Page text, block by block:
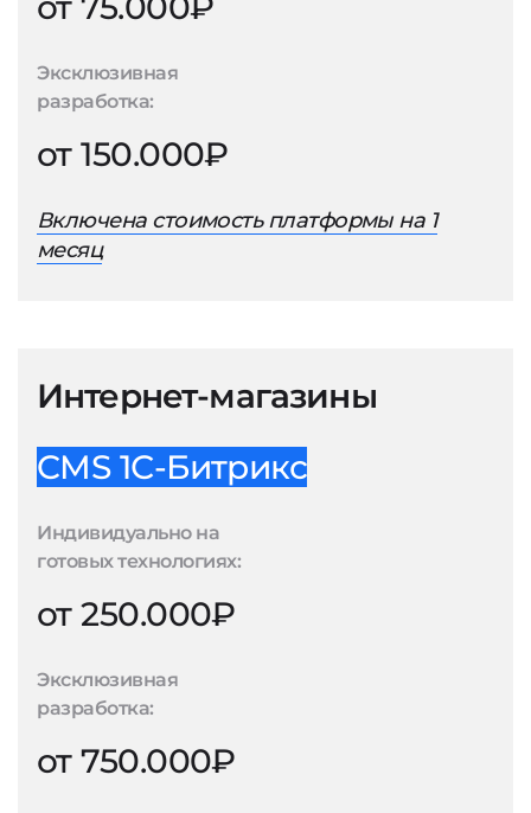
Эксклюзивная
разработка:
от 150.000₽
Включена стоимость платформы на 1
месяц
Интернет-магазины
CMS 1С-Битрикс
Индивидуально на
готовых технологиях:
от 250.000₽
Эксклюзивная
разработка:
от 750.000₽